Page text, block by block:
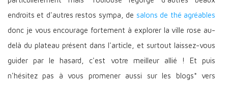
endroits et d'autres restos sympa, de salons de thé agréables
donc je vous encourage fortement à explorer la ville rose au-
delà du plateau présent dans l'article, et surtout laissez-vous
guider par le hasard, c'est votre meilleur allié ! Et puis
n'hésitez pas à vous promener aussi sur les blogs* vers